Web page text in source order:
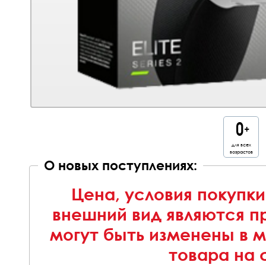
для всех
возрастов
О новых поступлениях:
Цена, условия
внешний вид являются
могут быть изменены в
товара на